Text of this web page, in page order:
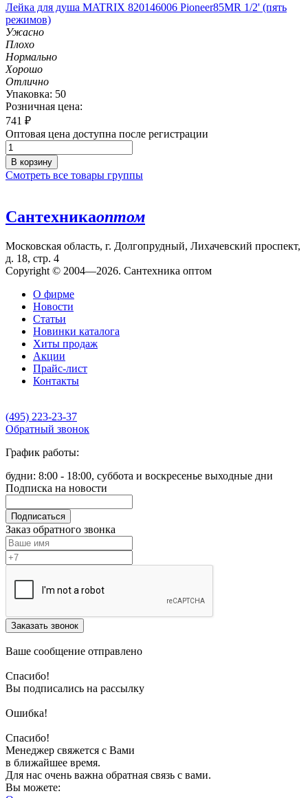
Лейка для душа MATRIX 820146006 Pioneer85MR 1/2' (пять
режимов)
Ужасно
Плохо
Нормально
Хорошо
Отлично
Упаковка: 50
Розничная цена:
741 ₽
Оптовая цена доступна после регистрации
В корзину
Смотреть все товары группы
Сантехникаоптом
Московская область, г. Долгопрудный, Лихачевский проспект,
д. 18, стр. 4
Copyright © 2004—2026. Сантехника оптом
О фирме
Новости
Статьи
Новинки каталога
Хиты продаж
Акции
Прайс-лист
Контакты
(495) 223-23-37
Обратный звонок
График работы:
будни: 8:00 - 18:00, суббота и воскресенье выходные дни
Подписка на новости
Подписаться
Заказ обратного звонка
Заказать звонок
Ваше сообщение отправлено
Спасибо!
Вы подписались на рассылку
Ошибка!
Спасибо!
Менеджер свяжется с Вами
в ближайшее время.
Для нас очень важна обратная связь с вами.
Вы можете: